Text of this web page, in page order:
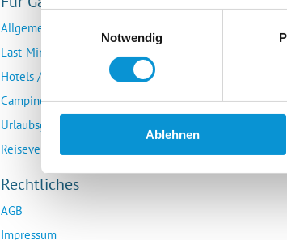
Notwendig
Ablehnen
Allgemeine Buchungsanfrage
Last-Minute-Angebote
Hotels / Pensionen
Campingplätze
Urlaubsgesuche
Reiseversicherung
Rechtliches
AGB
Impressum